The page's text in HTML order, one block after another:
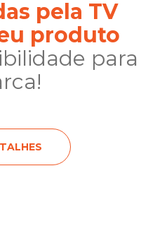
pela TV
produto
para